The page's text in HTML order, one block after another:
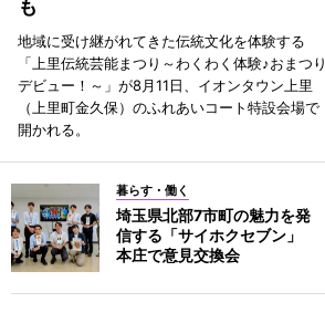
も
地域に受け継がれてきた伝統文化を体験する
「上里伝統芸能まつり～わくわく体験♪おまつり
デビュー！～」が8月11日、イオンタウン上里
（上里町金久保）のふれあいコート特設会場で
開かれる。
暮らす・働く
埼玉県北部7市町の魅力を発
信する「サイホクセブン」
本庄で意見交換会